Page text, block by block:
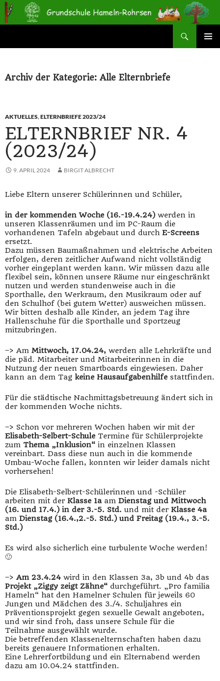
Zum
Inhalt
Archiv der Kategorie: Alle Elternbriefe
AKTUELLES,ELTERNBRIEFE 2023/24
ELTERNBRIEF NR. 4
(2023/24)
9. APRIL 2024 BIRGIT ALBRECHT
Liebe Eltern unserer Schülerinnen und Schüler,
in der kommenden Woche (16.-19.4.24) werden in
unseren Klassenräumen und im PC-Raum die
vorhandenen Tafeln abgebaut und durch E-Screens
ersetzt.
Dazu müssen Baumaßnahmen und elektrische Arbeiten
erfolgen, deren zeitlicher Aufwand nicht vollständig
vorher eingeplant werden kann. Wir müssen dazu alle
flexibel sein, können unsere Räume nur eingeschränkt
nutzen und werden stundenweise auch in die
Sporthalle, den Werkraum, den Musikraum oder auf
den Schulhof (bei gutem Wetter) ausweichen müssen.
Wir bitten deshalb alle Kinder, an jedem Tag ihre
Hallenschuhe für die Sporthalle und Sportzeug
mitzubringen.
–> Am Mittwoch, 17.04.24, werden alle Lehrkräfte und
die päd. Mitarbeiter und Mitarbeiterinnen in die
Nutzung der neuen Smartboards eingewiesen. Daher
kann an dem Tag keine Hausaufgabenhilfe stattfinden.
Für die städtische Nachmittagsbetreuung ändert sich in
der kommenden Woche nichts.
–> Schon vor mehreren Wochen haben wir mit der
Elisabeth-Selbert-Schule Termine für Schülerprojekte
zum Thema „Inklusion“ in einzelnen Klassen
vereinbart. Dass diese nun auch in die kommende
Umbau-Woche fallen, konnten wir leider damals nicht
vorhersehen!
Die Elisabeth-Selbert-Schülerinnen und -Schüler
arbeiten mit der Klasse 1aam Dienstag und Mittwoch
(16. und 17.4.) in der 3.-5. Std. und mit derKlasse 4a
am Dienstag (16.4.,2.-5. Std.) und Freitag (19.4., 3.-5.
Std.)
Es wird also sicherlich eine turbulente Woche werden!
🙂
–> Am 23.4.24 wird in den Klassen 3a, 3b und 4b das
Projekt „Ziggy zeigt Zähne“ durchgeführt. „Pro familia
Hameln“ hat den Hamelner Schulen für jeweils 60
Jungen und Mädchen des 3./4. Schuljahres ein
Präventionsprojekt gegen sexuelle Gewalt angeboten,
und wir sind froh, dass unsere Schule für die
Teilnahme ausgewählt wurde.
Die betreffenden Klassenelternschaften haben dazu
bereits genauere Informationen erhalten.
Eine Lehrerfortbildung und ein Elternabend werden
dazu am 10.04.24 stattfinden.